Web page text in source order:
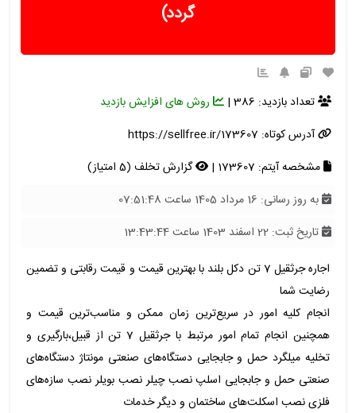
گردد)
تعداد بازدید: 386 |
روش های افزایش بازدید
آدرس کوتاه: https://sellfree.ir/173607
مشخصه آیتم: 173607 |
گزارش تخلف (5 امتیاز)
به روز رسانی: 16 مرداد 1405 ساعت 07:51:48
تاریخ ثبت: 22 اسفند 1403 ساعت 13:43:44
اجاره جرثقیل 7 تن دکل بلند با بهترین قیمت و قیمت رقابتی و تضمین
رضایت شما
انجام کلیه امور در سریع‌ترین زمان ممکن و مناسب‌ترین قیمت و
همچنین انجام تمام امور مرتبط با جرثقیل 7 تن از قبیل،بارگیری و
تخلیه میلگرد حمل و جابجایی دستگاه‌های صنعتی مونتاژ دستگاه‌های
صنعتی حمل و جابجایی اسلپ نصب چیلر نصب بویلر نصب سازه‌های
فلزی نصب اسکلت‌های ساختمان و دیگر خدمات